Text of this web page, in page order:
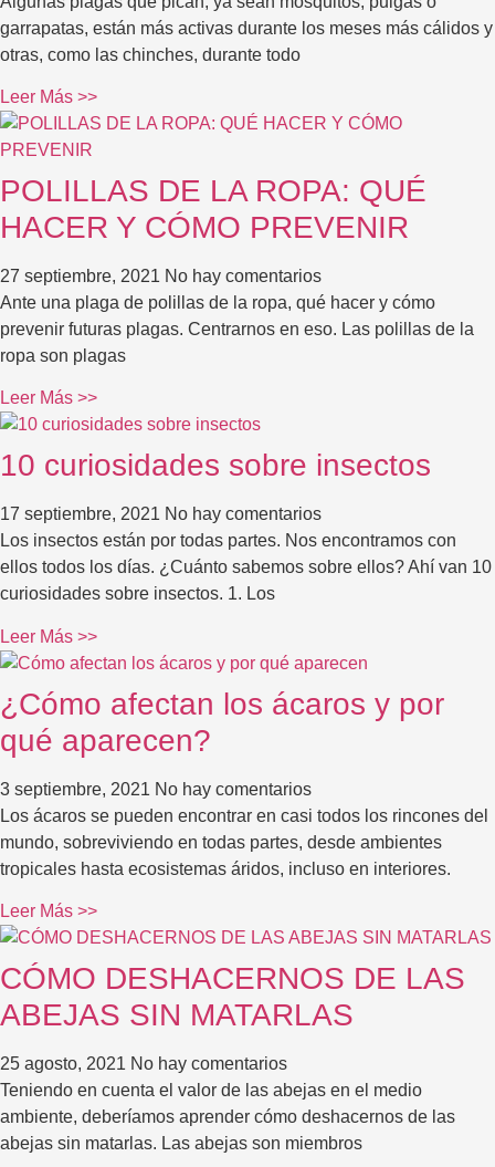
garrapatas, están más activas durante los meses más cálidos y
otras, como las chinches, durante todo
Leer Más >>
POLILLAS DE LA ROPA: QUÉ
HACER Y CÓMO PREVENIR
27 septiembre, 2021 No hay comentarios
Ante una plaga de polillas de la ropa, qué hacer y cómo
prevenir futuras plagas. Centrarnos en eso. Las polillas de la
ropa son plagas
Leer Más >>
10 curiosidades sobre insectos
17 septiembre, 2021 No hay comentarios
Los insectos están por todas partes. Nos encontramos con
ellos todos los días. ¿Cuánto sabemos sobre ellos? Ahí van 10
curiosidades sobre insectos. 1. Los
Leer Más >>
¿Cómo afectan los ácaros y por
qué aparecen?
3 septiembre, 2021 No hay comentarios
Los ácaros se pueden encontrar en casi todos los rincones del
mundo, sobreviviendo en todas partes, desde ambientes
tropicales hasta ecosistemas áridos, incluso en interiores.
Leer Más >>
CÓMO DESHACERNOS DE LAS
ABEJAS SIN MATARLAS
25 agosto, 2021 No hay comentarios
Teniendo en cuenta el valor de las abejas en el medio
ambiente, deberíamos aprender cómo deshacernos de las
abejas sin matarlas. Las abejas son miembros